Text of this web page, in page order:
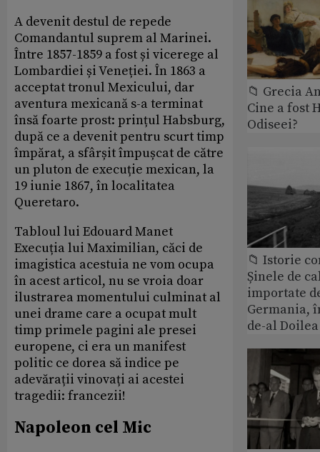
A devenit destul de repede
Comandantul suprem al Marinei.
Între 1857-1859 a fost și vicerege al
Lombardiei și Veneției. În 1863 a
acceptat tronul Mexicului, dar
aventura mexicană s-a terminat
însă foarte prost: prințul Habsburg,
după ce a devenit pentru scurt timp
împărat, a sfârșit împușcat de către
un pluton de execuție mexican, la
19 iunie 1867, în localitatea
Queretaro.
Tabloul lui Edouard Manet
Execuția lui Maximilian, căci de
imagistica acestuia ne vom ocupa
în acest articol, nu se vroia doar
ilustrarea momentului culminat al
unei drame care a ocupat mult
timp primele pagini ale presei
europene, ci era un manifest
politic ce dorea să indice pe
adevărații vinovați ai acestei
tragedii: francezii!
Napoleon cel Mic
📁 Grecia
Cine a fost
Odiseei?
📁 Istorie
Șinele de
importate
Germania,
de-al